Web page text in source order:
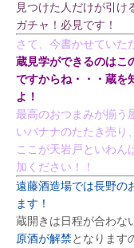
見つけた人だけが引け
ガチャ！必見です！
さて、今書かせていた
蔵見学ができるのはこ
ですからね・・・蔵を
よ！
最高のおつまみが揃う
いバナナのたたき売り
ここが天岩戸といわん
加ください！！
遠藤酒造場では長野の
ます！
蔵開きは日程が合わな
原酒が解禁となります